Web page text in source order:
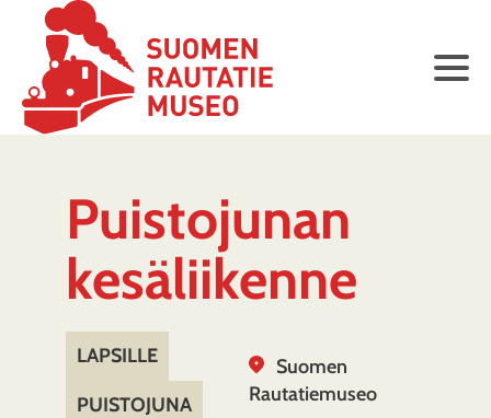
Puistojunan
kesäliikenne
LAPSILLE
PUISTOJUNA
Suomen
Rautatiemuseo